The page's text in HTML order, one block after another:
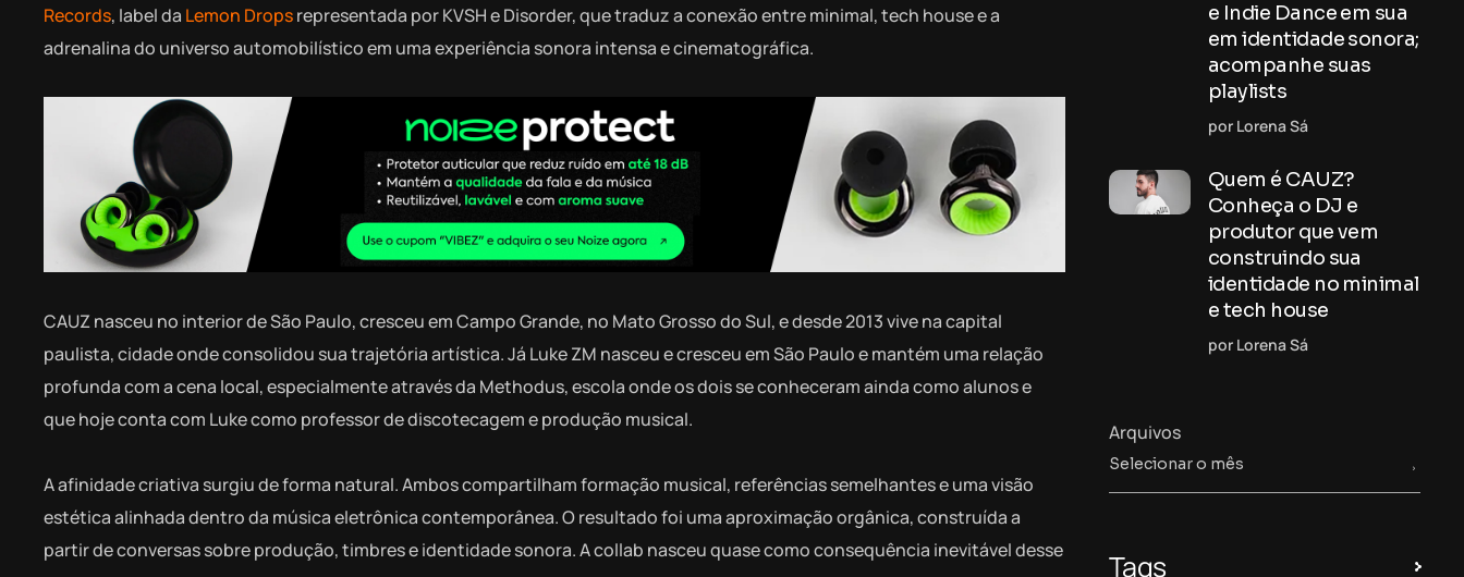
Records, label da Lemon Dropsrepresentada por KVSH e Disorder, que traduz a conexão entre minimal, tech house e a
adrenalina do universo automobilístico em uma experiência sonora intensa e cinematográfica.
CAUZ nasceu no interior de São Paulo, cresceu em Campo Grande, no Mato Grosso do Sul, e desde 2013 vive na capital
paulista, cidade onde consolidou sua trajetória artística. Já Luke ZM nasceu e cresceu em São Paulo e mantém uma relação
profunda com a cena local, especialmente através da Methodus, escola onde os dois se conheceram ainda como alunos e
que hoje conta com Luke como professor de discotecagem e produção musical.
A afinidade criativa surgiu de forma natural. Ambos compartilham formação musical, referências semelhantes e uma visão
estética alinhada dentro da música eletrônica contemporânea. O resultado foi uma aproximação orgânica, construída a
partir de conversas sobre produção, timbres e identidade sonora. A collab nasceu quase como consequência inevitável desse
e Indie Dance em sua
em identidade sonora;
acompanhe suas
playlists
por Lorena Sá
Quem é CAUZ?
Conheça o DJ e
produtor que vem
construindo sua
identidade no minimal
e tech house
por Lorena Sá
Arquivos
Tags